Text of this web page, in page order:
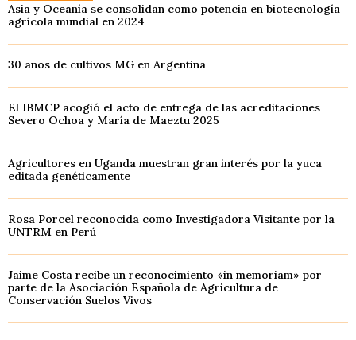
Asia y Oceanía se consolidan como potencia en biotecnología
agrícola mundial en 2024
30 años de cultivos MG en Argentina
El IBMCP acogió el acto de entrega de las acreditaciones
Severo Ochoa y María de Maeztu 2025
Agricultores en Uganda muestran gran interés por la yuca
editada genéticamente
Rosa Porcel reconocida como Investigadora Visitante por la
UNTRM en Perú
Jaime Costa recibe un reconocimiento «in memoriam» por
parte de la Asociación Española de Agricultura de
Conservación Suelos Vivos